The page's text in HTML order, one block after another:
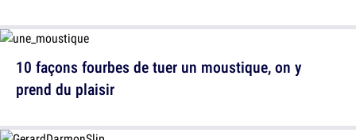
10 façons fourbes de tuer un moustique, on y
prend du plaisir